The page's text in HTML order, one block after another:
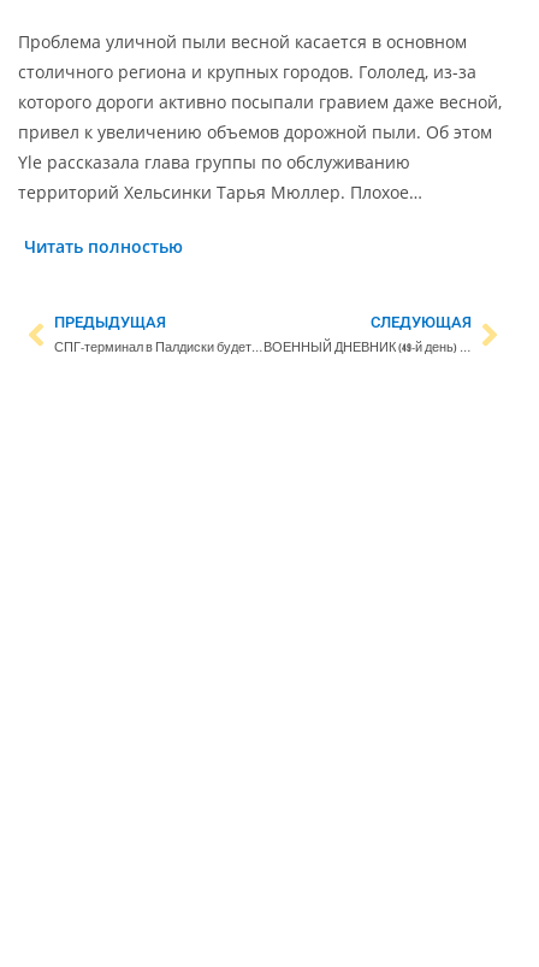
Проблема уличной пыли весной касается в основном
столичного региона и крупных городов. Гололед, из-за
которого дороги активно посыпали гравием даже весной,
привел к увеличению объемов дорожной пыли. Об этом
Yle рассказала глава группы по обслуживанию
территорий Хельсинки Тарья Мюллер. Плохое…
Читать полностью
ПРЕДЫДУЩАЯ
СПГ-терминал в Палдиски будет готов к ноябрю
СЛЕДУЮЩАЯ
ВОЕННЫЙ ДНЕВНИК (49-й день) | В Киев прибыли лидеры четырех стран. Россия заявляет о сдаче в плен украинских защитников Мариуполя